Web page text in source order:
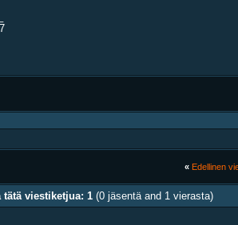
« Edellinen
tätä viestiketjua: 1 (0 jäsentä and 1 vierasta)